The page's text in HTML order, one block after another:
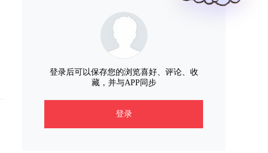
登录后可以保存您的浏览喜好、评论、收
藏，并与APP同步
登录